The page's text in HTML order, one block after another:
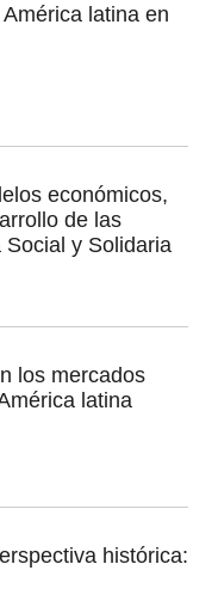
latina en
económicos,
de las
y Solidaria
los mercados
latina
histórica: